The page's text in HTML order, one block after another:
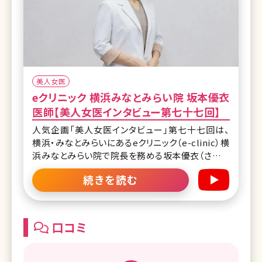
美人女医
eクリニック 横浜みなとみらい院 坂本優衣
医師【美人女医インタビュー第七十七回】
人気企画「美人女医インタビュー」第七十七回は、
横浜・みなとみらいにあるeクリニック（e-clinic）横
浜みなとみらい院で院長を務める坂本優衣（さかも
とゆい）先生です。 eクリニックは、円戸望統括院長
が全国に展開する美容外科・美容皮膚科クリニッ
ク。 横浜みなとみらい院では全身麻酔設備を備え
るなど、幅広いお悩みや難度の高い手術にも対応で
続きを読む
口コミ